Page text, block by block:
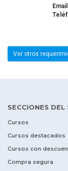
Ver otros
SECCIONES DEL
Cursos
Cursos destacados
Cursos con
Compra segura